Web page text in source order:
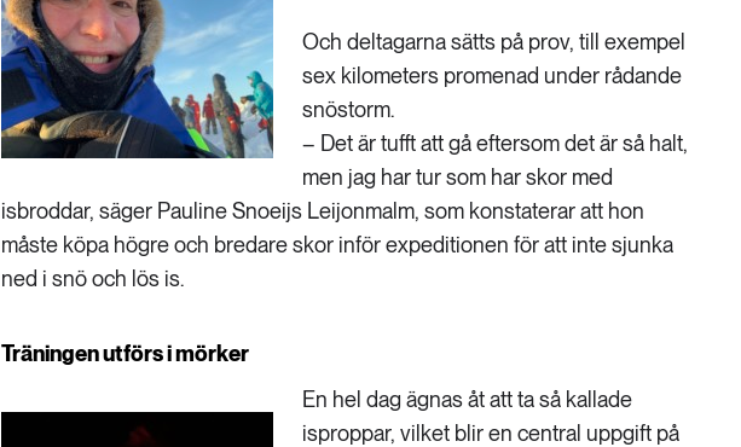
Och deltagarna sätts på prov, till exempel
sex kilometers promenad under rådande
snöstorm.
– Det är tufft att gå eftersom det är så halt,
men jag har tur som har skor med
isbroddar, säger Pauline Snoeijs Leijonmalm, som konstaterar att hon
måste köpa högre och bredare skor inför expeditionen för att inte sjunka
ned i snö och lös is.
Träningen utförs i mörker
En hel dag ägnas åt att ta så kallade
isproppar, vilket blir en central uppgift på